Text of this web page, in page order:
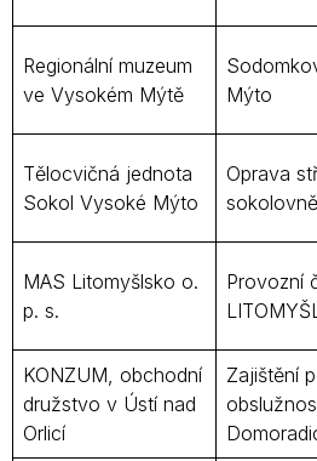
Regionální muzeum
ve Vysokém Mýtě
Mýto
Tělocvičná jednota
Sokol Vysoké Mýto
Oprava
sokolovně
MAS Litomyšlsko o.
p. s.
Provozní
KONZUM, obchodní
družstvo v Ústí nad
Orlicí
Zajištění